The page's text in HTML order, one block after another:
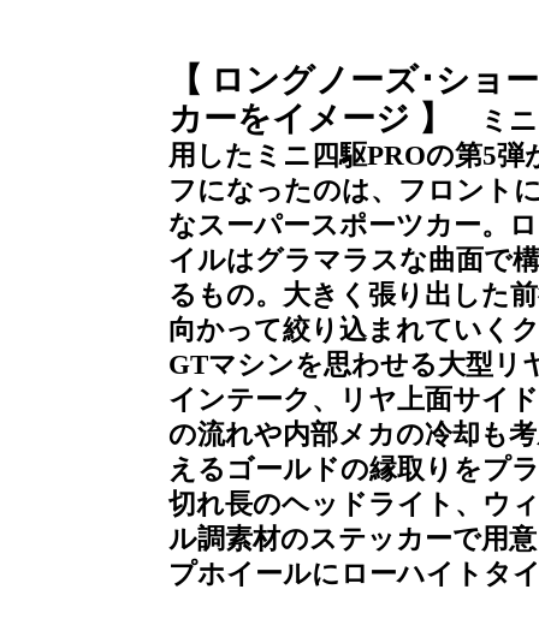
【 ロングノーズ･ショ
カーをイメージ 】
ミニ
用したミニ四駆PROの第5
フになったのは、フロント
なスーパースポーツカー。
イルはグラマラスな曲面で
るもの。大きく張り出した
向かって絞り込まれていく
GTマシンを思わせる大型リ
インテーク、リヤ上面サイ
の流れや内部メカの冷却も
えるゴールドの縁取りをプ
切れ長のヘッドライト、ウ
ル調素材のステッカーで用
プホイールにローハイトタ